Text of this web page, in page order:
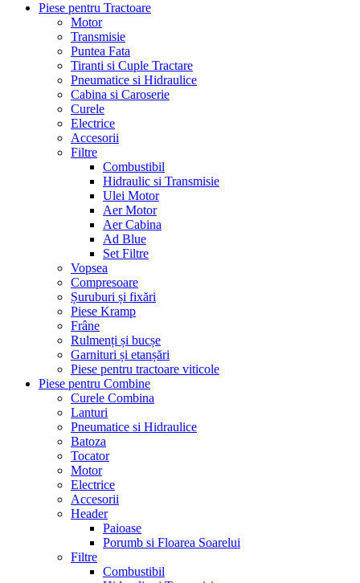
Piese pentru Tractoare
Motor
Transmisie
Puntea Fata
Tiranti si Cuple Tractare
Pneumatice si Hidraulice
Cabina si Caroserie
Curele
Electrice
Accesorii
Filtre
Combustibil
Hidraulic si Transmisie
Ulei Motor
Aer Motor
Aer Cabina
Ad Blue
Set Filtre
Vopsea
Compresoare
Șuruburi și fixări
Piese Kramp
Frâne
Rulmenți și bucșe
Garnituri și etanșări
Piese pentru tractoare viticole
Piese pentru Combine
Curele Combina
Lanturi
Pneumatice si Hidraulice
Batoza
Tocator
Motor
Electrice
Accesorii
Header
Paioase
Porumb si Floarea Soarelui
Filtre
Combustibil